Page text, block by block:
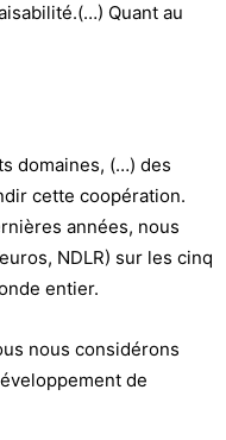
Quant au
domaines, (…) des
cette coopération.
années, nous
NDLR) sur les cinq
entier.
nous considérons
de